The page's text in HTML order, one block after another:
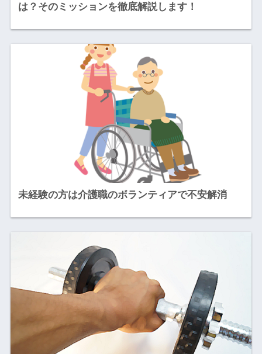
は？そのミッションを徹底解説します！
未経験の方は介護職のボランティアで不安解消